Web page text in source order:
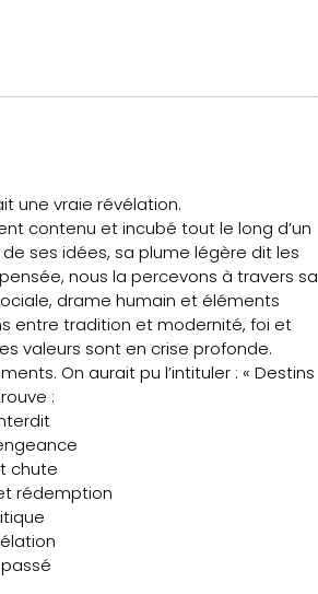
une vraie révélation.
contenu et incubé tout le long d’un
de ses idées, sa plume légère dit les
nous la percevons à travers sa
drame humain et éléments
entre tradition et modernité, foi et
valeurs sont en crise profonde.
On aurait pu l’intituler : « Destins
:
chute
rédemption